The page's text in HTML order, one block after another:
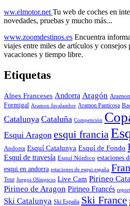
ww.elmotor.net Tu web de coches en
novedades, pruebas y mucho más...
www.zoomdestinos.es Encuentra
viajes entre miles de artículos y consejos
vacaciones y tiempo libre.
Etiquetas
Alpes Franceses Andorra Aragón Aramon
Formigal Aramon Javalambre Aramon Panticosa
Catalunya Cataluña Competición
Esqui Aragon esqui francia
Andorra Esquí Catalunya Esquí de Fondo
Esquí de travesía Esquí Nórdico estaciones
esqui en andorra estaciones de esqui españa
Tour Juegos Olímpicos Live Cam Pirineo
Pirineo de Aragon Pirineo Francés
Ski Catalunya Ski España Ski France